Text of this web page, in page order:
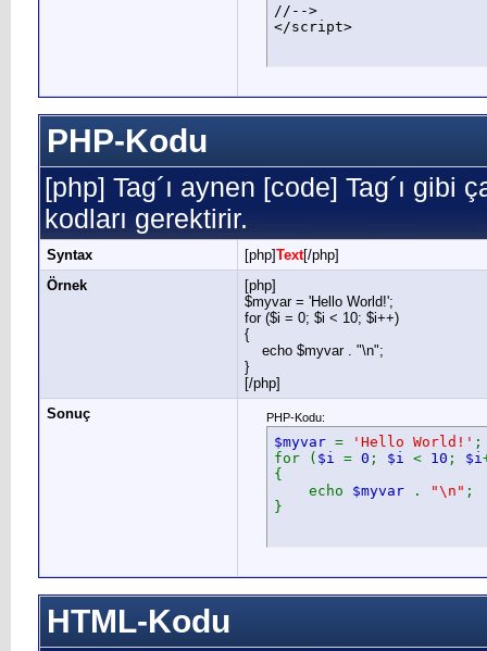
//-->
</script>
PHP-Kodu
[php] Tag´ı aynen [code] Tag´ı gibi
kodları gerektirir.
Syntax [php]Text[/php]
Örnek
[php]
$myvar = 'Hello World!';
for ($i = 0; $i < 10; $i++)
{
echo $myvar . "\n";
}
[/php]
Sonuç
PHP-Kodu:
$myvar = 'Hello World!' ;
for ( $i = 0 ; $i < 10 ; $i
{
echo $myvar . "\n" ;
}
HTML-Kodu